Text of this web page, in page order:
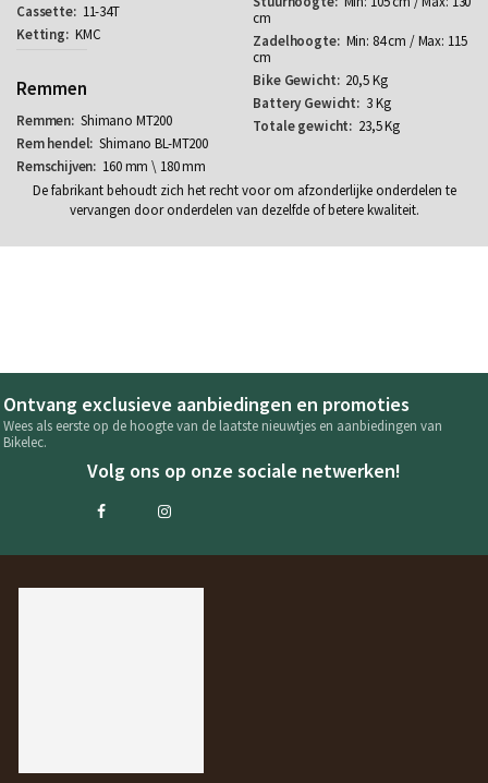
11-34T
KMC
Remmen
Shimano MT200
Shimano BL-MT200
160 mm \ 180 mm
cm
Min: 84 cm / Max: 115
cm
20,5 Kg
3 Kg
23,5 Kg
De fabrikant behoudt zich het recht voor om afzonderlijke onderdelen te
vervangen door onderdelen van dezelfde of betere kwaliteit.
Ontvang exclusieve aanbiedingen en promoties
Wees als eerste op de hoogte van de laatste nieuwtjes en aanbiedingen van
Bikelec.
Volg ons op onze sociale netwerken!